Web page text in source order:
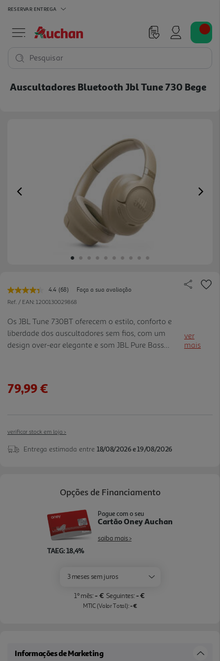
RESERVAR ENTREGA
Pesquisar
Auscultadores Bluetooth Jbl Tune 730 Bege
Previous
4.4 Leu
68
Link
para
a
mesma
página.
(68)
Faça a sua avaliação
Ref. / EAN: 1200130029868
Os JBL Tune 730BT oferecem o estilo, conforto e
liberdade dos auscultadores sem fios, com um
design over-ear elegante e som JBL Pure Bass
durante muito mais tempo. Com carregamento
para chamadas claras e Bluetooth com ligação
multiponto, garantem uma experiência prática e
Headphones, c om orientações por voz para uma
ver
mais
79,99 €
verificar stock em loja >
Entrega estimada entre 18/08/2026 e 19/08/2026
Opções de Financiamento
TAEG: 18,4%
Pague com o seu
Cartão Oney Auchan
saiba mais >
3 meses sem juros
1º mês:- € Seguintes:- €
MTIC (Valor Total):- €
Informações de Marketing